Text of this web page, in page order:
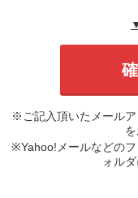
※ご記入頂いたメール
※Yahoo!メールなどの
ォル